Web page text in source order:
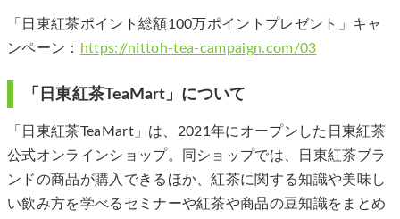
「日東紅茶ポイント総額100万ポイントプレゼント」キャ
ンペーン：
https://nittoh-tea-campaign.com/03
「日東紅茶TeaMart」について
「日東紅茶TeaMart」は、2021年にオープンした日東紅茶
公式オンラインショップ。同ショップでは、日東紅茶ブラ
ンドの商品が購入できるほか、紅茶に関する知識や美味し
い飲み方を学べるセミナーや紅茶や商品の豆知識をまとめ